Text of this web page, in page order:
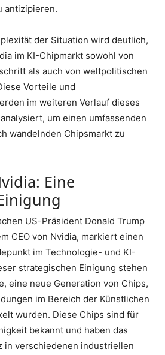
antizipieren.
der Situation wird deutlich,
im KI-Chipmarkt sowohl von
als auch von weltpolitischen
Vorteile und
im weiteren Verlauf dieses
um einen umfassenden
wandelnden Chipsmarkt zu
Eine
US-Präsident Donald Trump
CEO von Nvidia, markiert einen
im Technologie- und KI-
strategischen Einigung stehen
eine neue Generation von Chips,
im Bereich der Künstlichen
wurden. Diese Chips sind für
bekannt und haben das
in verschiedenen industriellen